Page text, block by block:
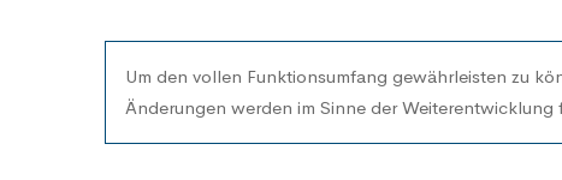
Um den vollen Funktionsumfang gewährleisten zu
Änderungen werden im Sinne derWeiterentwicklung